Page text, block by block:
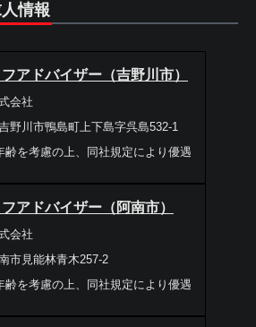
情報
アドバイザー（吉野川市）
会社
野川市鴨島町上下島字呉島532-1
齢を考慮の上、同社規定により優遇
アドバイザー（阿南市）
会社
市見能林青木257-2
齢を考慮の上、同社規定により優遇